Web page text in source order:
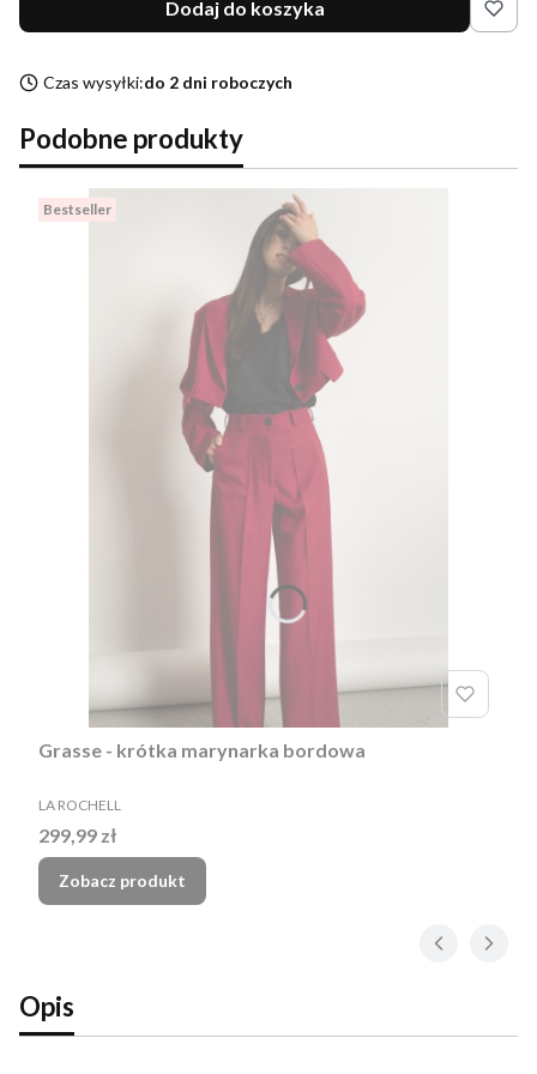
Dodaj do koszyka
Czas wysyłki:do 2 dni roboczych
Podobne produkty
Bestseller
Grasse - krótka marynarka bordowa
PRODUCENT
LA ROCHELL
Cena
299,99 zł
Zobacz produkt
Opis